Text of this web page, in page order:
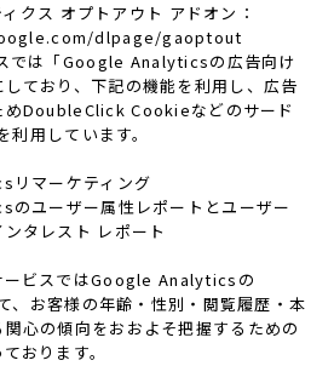
クス オプトアウト アドオン：
dlpage/gaoptout
では「Google Analyticsの広告向け
ており、下記の機能を利用し、広告
めDoubleClick Cookieなどのサード
用しています。
マーケティング
ユーザー属性レポートとユーザー
タレスト レポート
ービスではGoogle Analyticsの
、お客様の年齢・性別・閲覧履歴・本
心の傾向をおおよそ把握するための
おります。